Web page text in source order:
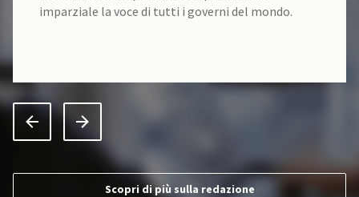
imparziale la voce di tutti i governi del mondo.
Scopri di più sulla redazione